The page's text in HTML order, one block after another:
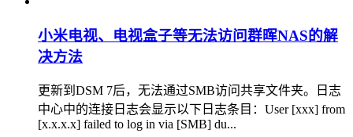
小米电视、电视盒子等无法访问群晖NAS的解
决方法
更新到DSM 7后，无法通过SMB访问共享文件夹。日志
中心中的连接日志会显示以下日志条目：User [xxx] from
[x.x.x.x] failed to log in via [SMB] du...